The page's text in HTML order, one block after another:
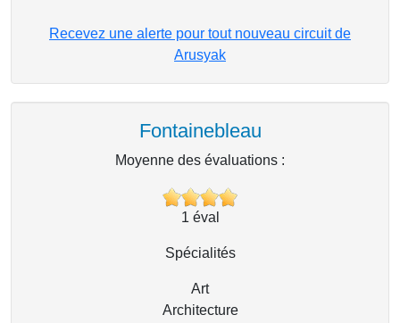
Recevez une alerte pour tout nouveau circuit de
Arusyak
Fontainebleau
Moyenne des évaluations :
1 éval
Spécialités
Art
Architecture